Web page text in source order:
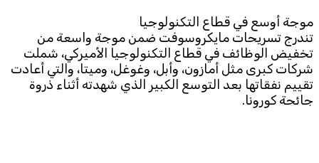
موجة أوسع في قطاع التكنولوجيا
تندرج تسريحات مايكروسوفت ضمن موجة واسعة من
تخفيض الوظائف في قطاع التكنولوجيا الأميركي، شملت
شركات كبرى مثل أمازون، وأبل، وغوغل، وميتا، والتي أعادت
تقييم نفقاتها بعد التوسع الكبير الذي شهدته أثناء ذروة
جائحة كورونا.